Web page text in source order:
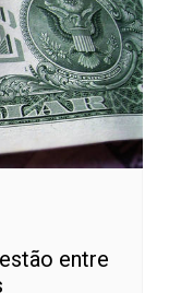
entre